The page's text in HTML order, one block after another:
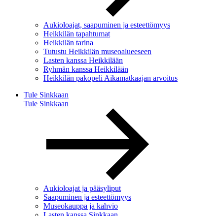
Aukioloajat, saapuminen ja esteettömyys
Heikkilän tapahtumat
Heikkilän tarina
Tutustu Heikkilän museoalueeseen
Lasten kanssa Heikkilään
Ryhmän kanssa Heikkilään
Heikkilän pakopeli Aikamatkaajan arvoitus
Tule Sinkkaan
Tule Sinkkaan
Aukioloajat ja pääsyliput
Saapuminen ja esteettömyys
Museokauppa ja kahvio